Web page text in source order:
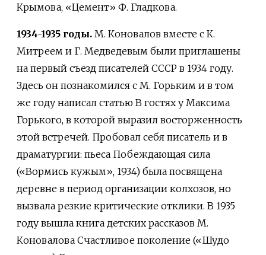
Крымова, «Цемент» Ф. Гладкова.
1934-1935 годы. М. Коновалов вместе с К.
Митреем и Г. Медведевым были приглашены
на первый съезд писателей СССР в 1934 году.
Здесь он познакомился с М. Горьким и в том
же году написал статью В гостях у Максима
Горького, в которой выразил восторженность
этой встречей. Пробовал себя писатель и в
драматургии: пьеса Побеждающая сила
(«Вормись кужым», 1934) была посвящена
деревне в период организации колхозов, но
вызвала резкие критические отклики. В 1935
году вышла книга детских рассказов М.
Коновалова Счастливое поколение («Шудо